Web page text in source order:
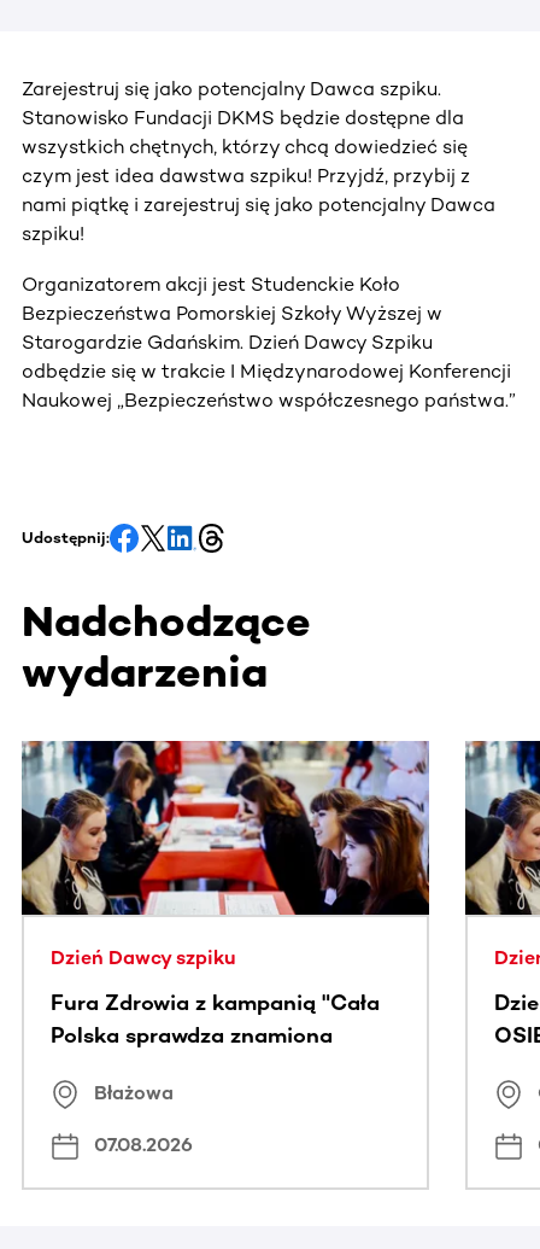
Zarejestruj się jako potencjalny Dawca szpiku.
Stanowisko Fundacji DKMS będzie dostępne dla
wszystkich chętnych, którzy chcą dowiedzieć się
czym jest idea dawstwa szpiku! Przyjdź, przybij z
nami piątkę i zarejestruj się jako potencjalny Dawca
szpiku!
Organizatorem akcji jest Studenckie Koło
Bezpieczeństwa Pomorskiej Szkoły Wyższej w
Starogardzie Gdańskim. Dzień Dawcy Szpiku
odbędzie się w trakcie I Międzynarodowej Konferencji
Naukowej „Bezpieczeństwo współczesnego państwa.”
Udostępnij:
Nadchodzące
wydarzenia
Ta sekcja zawiera treści przewijane w poziomie. Użyj
Dzień Dawcy szpiku
Fura Zdrowia z kampanią "Cała
Polska sprawdza znamiona
Błażowa
07.08.2026